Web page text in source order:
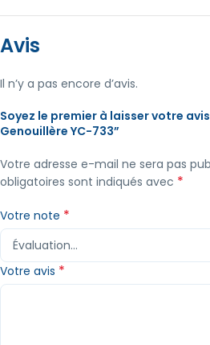
Avis
Il n’y a pas encore d’avis.
Soyez le premier à laisser votre
Genouillère YC-733”
Votre adresse e-mail ne sera pas
obligatoires sont indiqués avec *
Votre note *
Votre avis *